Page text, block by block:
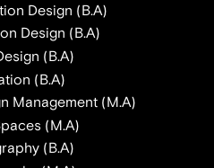
Design (B.A)
Design (B.A)
(B.A)
(B.A)
Management (M.A)
(M.A)
(B.A)